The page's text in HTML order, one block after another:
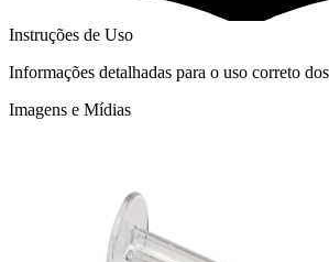
Instruções de Uso
Informações detalhadas para o uso correto
Imagens e Mídias